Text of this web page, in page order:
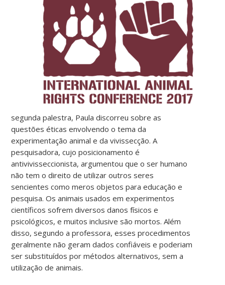
segunda palestra, Paula discorreu sobre as
questões éticas envolvendo o tema da
experimentação animal e da vivissecção. A
pesquisadora, cujo posicionamento é
antivivisseccionista, argumentou que o ser humano
não tem o direito de utilizar outros seres
sencientes como meros objetos para educação e
pesquisa. Os animais usados em experimentos
científicos sofrem diversos danos físicos e
psicológicos, e muitos inclusive são mortos. Além
disso, segundo a professora, esses procedimentos
geralmente não geram dados confiáveis e poderiam
ser substituídos por métodos alternativos, sem a
utilização de animais.